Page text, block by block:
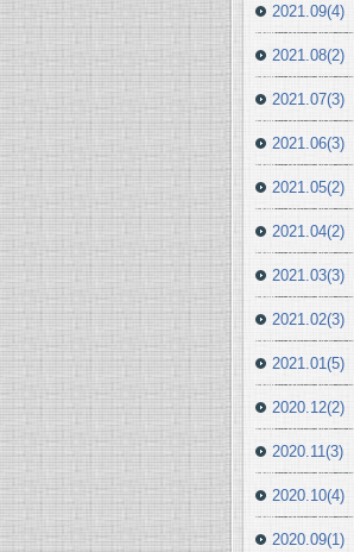
2021.09(4)
2021.08(2)
2021.07(3)
2021.06(3)
2021.05(2)
2021.04(2)
2021.03(3)
2021.02(3)
2021.01(5)
2020.12(2)
2020.11(3)
2020.10(4)
2020.09(1)